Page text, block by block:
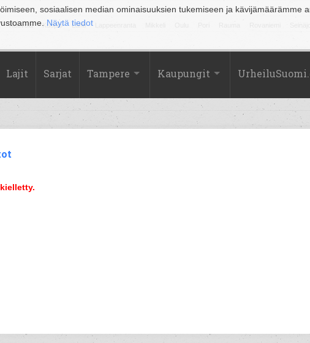
sosiaalisen median ominaisuuksien tukemiseen ja kävijämäärämme
Näytä tiedot
Kouvola Kuopio Lahti
Lajit Sarjat Tampere Kaupungit